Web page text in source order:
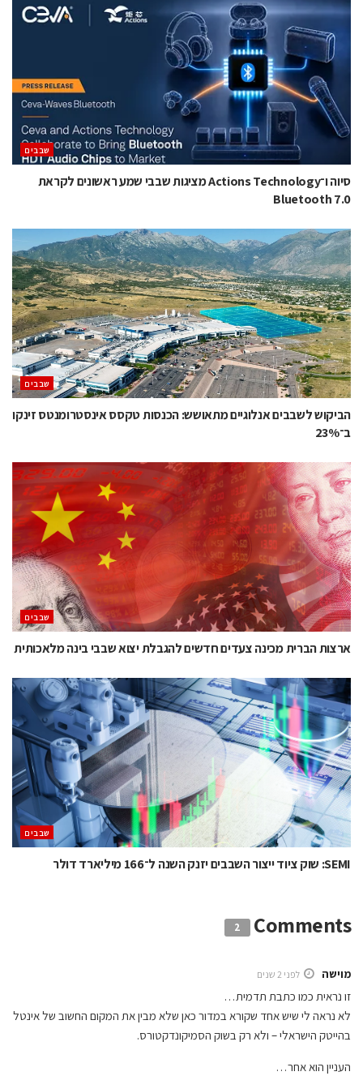
‫שבבים‬
סיוה ו־Actions Technology מציגות שבבי שמע ראשונים לקראת
Bluetooth 7.0
‫שבבים‬
הביקוש לשבבים אנלוגיים מתאושש: הכנסות טקסס אינסטרומנטס זינקו
ב־23%
‫שבבים‬
ארצות הברית מכינה צעדים חדשים להגבלת יצוא שבבי בינה מלאכותית
‫שבבים‬
SEMI: שוק ציוד ייצור השבבים יזנק השנה ל־166 מיליארד דולר
Comments
2
מוישה לפני 2 שנים
זו נראית כמו כתבת תדמית…
לא נראה לי שיש אחד שקורא במדור כאן שלא מבין את המקום החשוב של אינטל
בהייטק הישראלי – ולא רק בשוק הסמיקונדקטורס.
העניין הוא אחר…